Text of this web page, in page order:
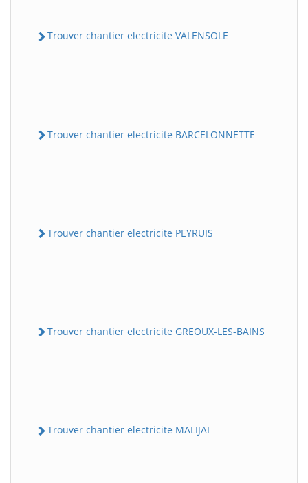
Trouver chantier electricite VALENSOLE
Trouver chantier electricite BARCELONNETTE
Trouver chantier electricite PEYRUIS
Trouver chantier electricite GREOUX-LES-BAINS
Trouver chantier electricite MALIJAI